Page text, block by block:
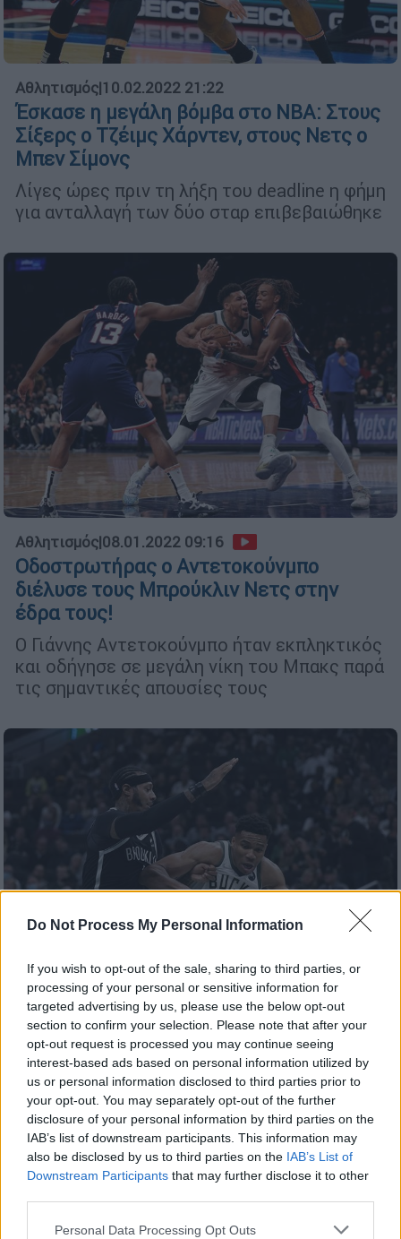
Do Not Process My Personal Information
If you wish to opt-out of the sale, sharing to third parties, or
processing of your personal or sensitive information for
targeted advertising by us, please use the below opt-out
section to confirm your selection. Please note that after your
opt-out request is processed you may continue seeing
interest-based ads based on personal information utilized by
us or personal information disclosed to third parties prior to
your opt-out. You may separately opt-out of the further
disclosure of your personal information by third parties on the
IAB’s list of downstream participants. This information may
also be disclosed by us to third parties on the IAB’s List of
Downstream Participants that may further disclose it to other
Please note that this website/app uses one or more Google
Personal Data Processing Opt Outs
Αθλητισμός|10.02.2022 21:22
Έσκασε η μεγάλη βόμβα στο NBA: Στους
Σίξερς ο Τζέιμς Χάρντεν, στους Νετς ο
Μπεν Σίμονς
Λίγες ώρες πριν τη λήξη του deadline η φήμη
για ανταλλαγή των δύο σταρ επιβεβαιώθηκε
Αθλητισμός|08.01.2022 09:16
Οδοστρωτήρας ο Αντετοκούνμπο
διέλυσε τους Μπρούκλιν Νετς στην
έδρα τους!
Ο Γιάννης Αντετοκούνμπο ήταν εκπληκτικός
και οδήγησε σε μεγάλη νίκη του Μπακς παρά
τις σημαντικές απουσίες τους
Αθλητισμός|20.10.2021 07:55
NBA: Ποδαρικό με νίκη για τους Μπακς
με 127-104 επί των Νετς
Κυρίαρχος στο πρώτο του παιχνίδι ο Γιάννης
Αντετοκούνμπο